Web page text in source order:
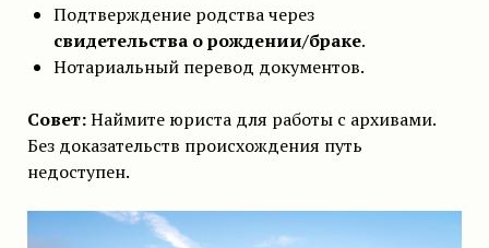
Подтверждение родства через
свидетельства о рождении/браке.
Нотариальный перевод документов.
Совет:Наймите юриста для работы с архивами.
Без доказательств происхождения путь
недоступен.